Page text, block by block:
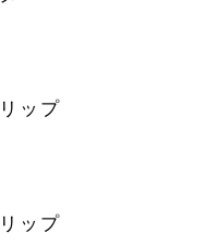
ップ
ップ